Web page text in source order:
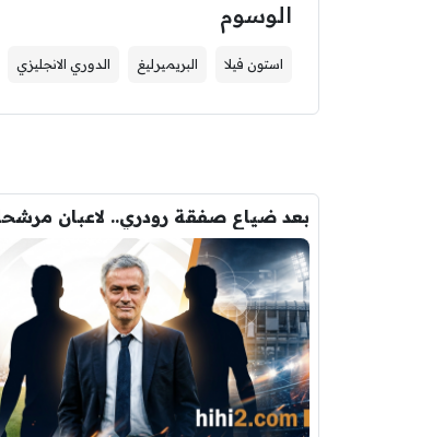
الوسوم
استون فيلا البريميرليغ الدوري الانجليزي